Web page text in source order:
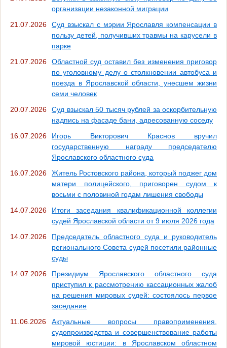
организации незаконной миграции
21.07.2026
Суд взыскал с мэрии Ярославля компенсации в
пользу детей, получивших травмы на карусели в
парке
21.07.2026
Областной суд оставил без изменения приговор
по уголовному делу о столкновении автобуса и
поезда в Ярославской области, унесшем жизни
семи человек
20.07.2026
Суд взыскал 50 тысяч рублей за оскорбительную
надпись на фасаде бани, адресованную соседу
16.07.2026
Игорь Викторович Краснов вручил
государственную награду председателю
Ярославского областного суда
16.07.2026
Житель Ростовского района, который поджег дом
матери полицейского, приговорен судом к
восьми с половиной годам лишения свободы
14.07.2026
Итоги заседания квалификационной коллегии
судей Ярославской области от 9 июля 2026 года
14.07.2026
Председатель областного суда и руководитель
регионального Совета судей посетили районные
суды
14.07.2026
Президиум Ярославского областного суда
приступил к рассмотрению кассационных жалоб
на решения мировых судей: состоялось первое
заседание
11.06.2026
Актуальные вопросы правоприменения,
судопроизводства и совершенствование работы
мировой юстиции: в Ярославском областном